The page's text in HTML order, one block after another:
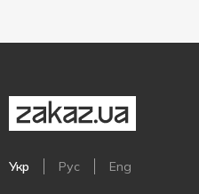
Укр Рус Eng